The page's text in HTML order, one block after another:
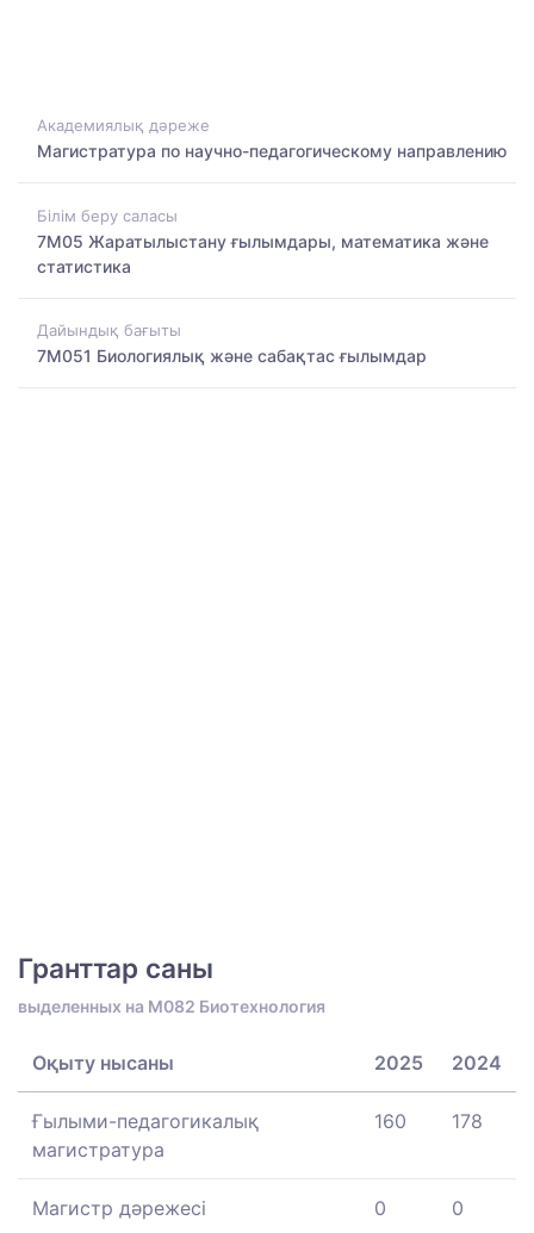
Академиялық дәреже
Магистратура по научно-педагогическому направлению
Білім беру саласы
7M05 Жаратылыстану ғылымдары, математика және
статистика
Дайындық бағыты
7M051 Биологиялық және сабақтас ғылымдар
Гранттар саны
выделенных на M082 Биотехнология
Оқыту нысаны 2025 2024
Ғылыми-педагогикалық
магистратура
160 178
Магистр дәрежесі 0 0